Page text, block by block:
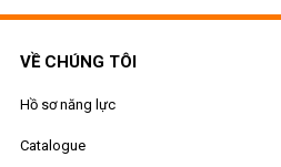
VỀ CHÚNG TÔI
Hồ sơ năng lực
Catalogue